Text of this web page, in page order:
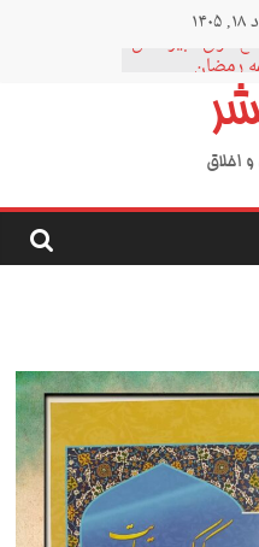
فوق دبیرستان
رمضان
شعبان
اخلاق